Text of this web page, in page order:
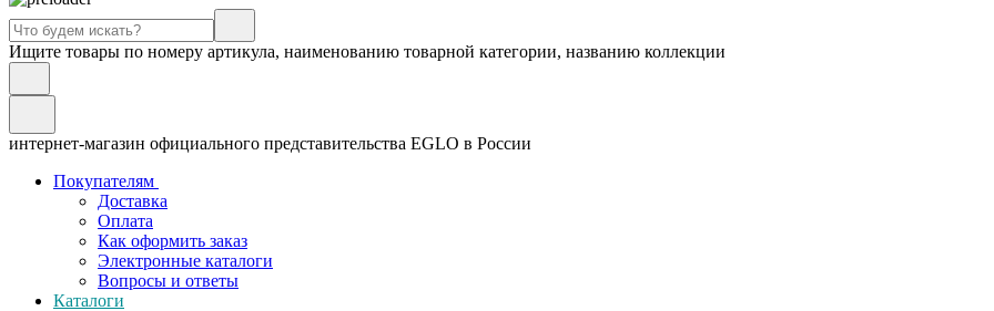
Ищите товары по номеру артикула, наименованию товарной категории, названию коллекции
интернет-магазин официального представительства EGLO в России
Покупателям
Доставка
Оплата
Как оформить заказ
Электронные каталоги
Вопросы и ответы
Каталоги